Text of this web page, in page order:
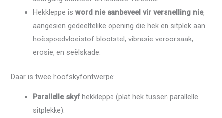
Hekkleppe isword nie aanbeveel vir versnelling nie,
aangesien gedeeltelike opening die hek en sitplek aan
hoëspoedvloeistof blootstel, vibrasie veroorsaak,
erosie, en seëlskade.
Daar is twee hoofskyfontwerpe:
Parallelle skyf hekkleppe (plat hek tussen parallelle
sitplekke).